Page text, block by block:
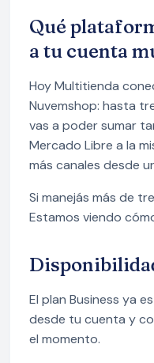
Qué
a tu cuenta
Hoy Multitienda
Nuvemshop: hasta
vas a poder sumar
Mercado Libre a la
más canales desde
Si manejás más de
Estamos viendo
El plan Business ya
desde tu cuenta y
el momento.